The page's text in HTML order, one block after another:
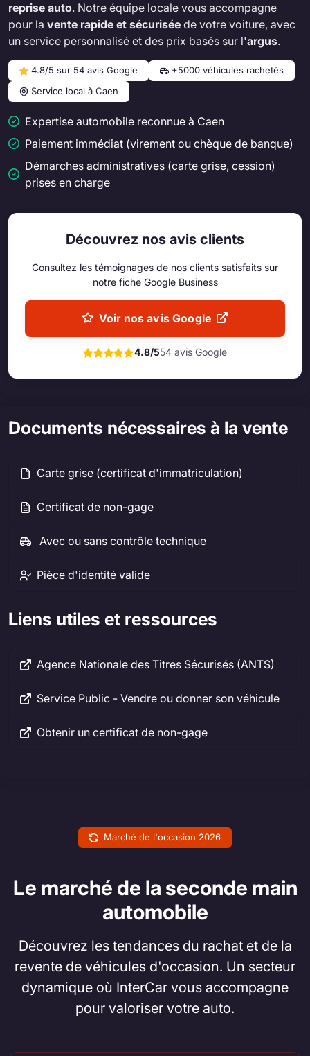
reprise auto. Notre équipe locale vous accompagne
pour la vente rapide et sécurisée de votre voiture, avec
un service personnalisé et des prix basés sur l'argus.
4.8/5 sur 54 avis Google
+5000 véhicules rachetés
Service local à Caen
Expertise automobile reconnue à Caen
Paiement immédiat (virement ou chèque de banque)
Démarches administratives (carte grise, cession)
prises en charge
Découvrez nos avis clients
Consultez les témoignages de nos clients satisfaits sur
notre fiche Google Business
Voir nos avis Google
4.8/554 avis Google
Documents nécessaires à la vente
Carte grise (certificat d'immatriculation)
Certificat de non-gage
Avec ou sans contrôle technique
Pièce d'identité valide
Liens utiles et ressources
Agence Nationale des Titres Sécurisés (ANTS)
Service Public - Vendre ou donner son véhicule
Obtenir un certificat de non-gage
Marché de l'occasion 2026
Le marché de la seconde main
automobile
Découvrez les tendances du rachat et de la
revente de véhicules d'occasion. Un secteur
dynamique où InterCar vous accompagne
pour valoriser votre auto.